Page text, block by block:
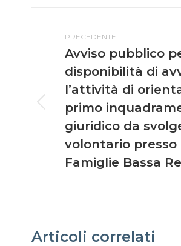
PRECEDENTE
Avviso pubblico
disponibilità di
l’attività di
primo
giuridico da
volontario presso
Famiglie Bassa
Articoli correlati